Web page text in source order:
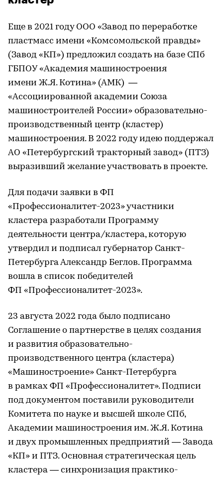
Еще в 2021 году ООО «Завод по переработке
пластмасс имени «Комсомольской правды»
(Завод «КП») предложил создать на базе СПб
ГБПОУ «Академия машиностроения
имени Ж.Я. Котина» (АМК) —
«Ассоциированной академии Союза
машиностроителей России» образовательно-
производственный центр (кластер)
машиностроения. В 2022 году идею поддержал
АО «Петербургский тракторный завод» (ПТЗ)
выразивший желание участвовать в проекте.
Для подачи заявки в ФП
«Профессионалитет-2023» участники
кластера разработали Программу
деятельности центра/кластера, которую
утвердил и подписал губернатор Санкт-
Петербурга Александр Беглов. Программа
вошла в список победителей
ФП «Профессионалитет-2023».
23 августа 2022 года было подписано
Соглашение о партнерстве в целях создания
и развития образовательно-
производственного центра (кластера)
«Машиностроение» Санкт-Петербурга
в рамках ФП «Профессионалитет». Подписи
под документом поставили руководители
Комитета по науке и высшей школе СПб,
Академии машиностроения им. Ж.Я. Котина
и двух промышленных предприятий — Завода
«КП» и ПТЗ. Основная стратегическая цель
кластера — синхронизация практико-